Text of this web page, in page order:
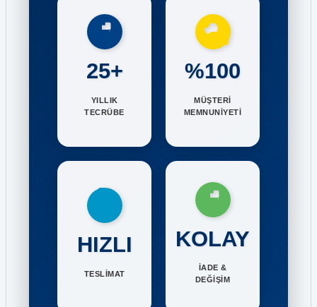
25+
YILLIK
TECRÜBE
%100
MÜŞTERİ
MEMNUNİYETİ
HIZLI
TESLİMAT
KOLAY
İADE &
DEĞİŞİM